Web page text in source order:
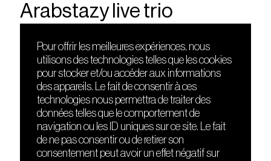
Arabstazy live trio
DÉCOUVRIR
Le lieu
Contact
Presse
Cours de DJing
TMLAB
FRIENDS
Nuits sonores
HEAT
Hôtel71
La Gaîté Lyrique
Pour offrir les meilleures expériences, nous
utilisons des technologies telles que les cookies
pour stocker et/ou accéder aux informations
des appareils. Le fait de consentir à ces
technologies nous permettra de traiter des
données telles que le comportement de
navigation ou les ID uniques sur ce site. Le fait
de ne pas consentir ou de retirer son
consentement peut avoir un effet négatif sur